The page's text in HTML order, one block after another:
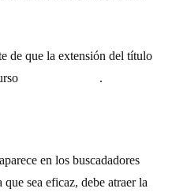
de que la extensión del título
.
en los buscadadores
sea eficaz, debe atraer la